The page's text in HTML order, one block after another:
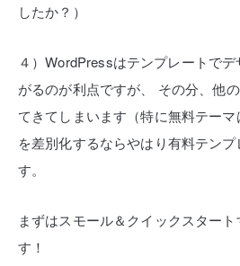
したか？）
４）WordPressはテンプレートで
がるのが利点ですが、
その分、他
てきてしまいます（特に無料テーマ
を差別化するならやはり有料テン
す。
まずはスモール＆クイックスター
す！